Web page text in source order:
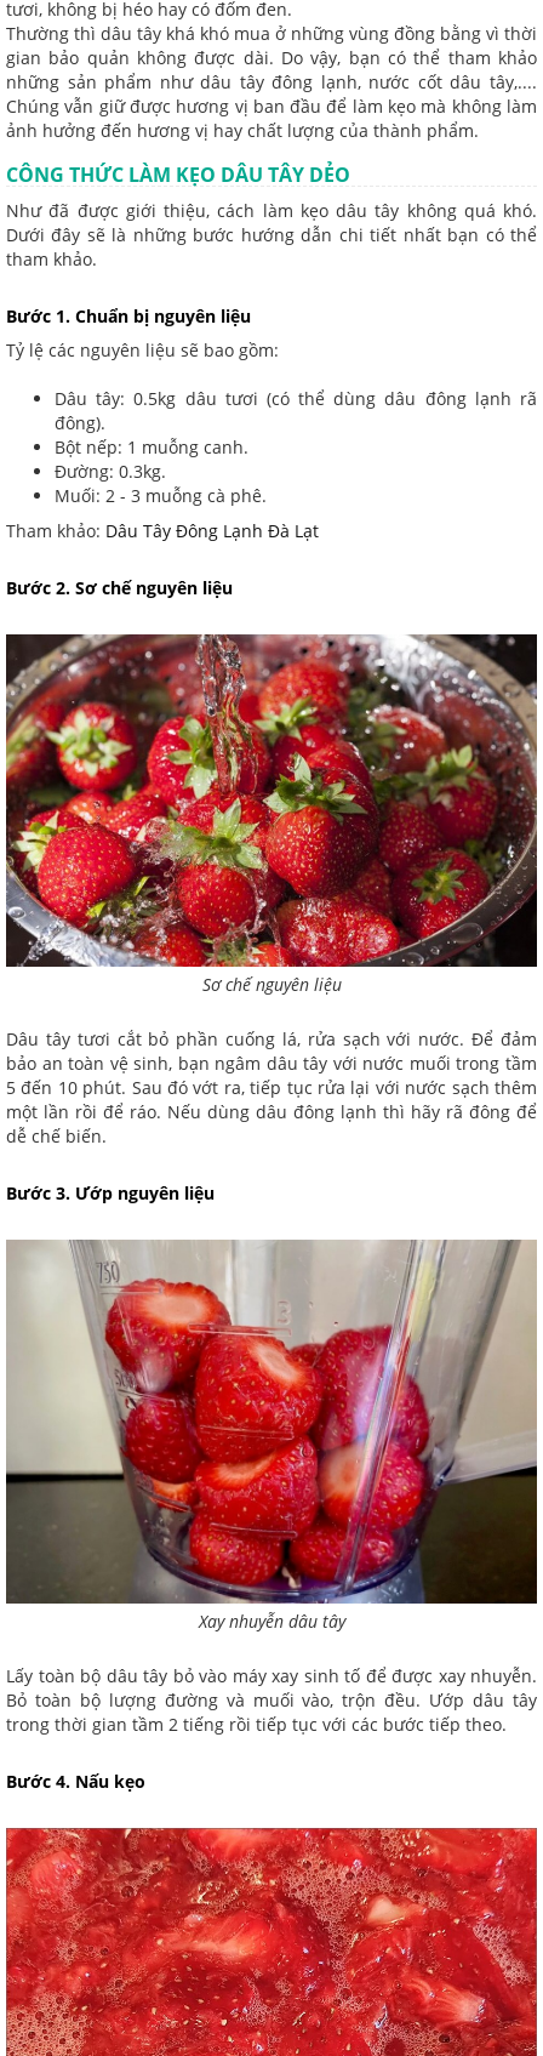
tươi, không bị héo hay có đốm đen.
Thường thì dâu tây khá khó mua ở những vùng đồng bằng vì thời
gian bảo quản không được dài. Do vậy, bạn có thể tham khảo
những sản phẩm như dâu tây đông lạnh, nước cốt dâu tây,....
Chúng vẫn giữ được hương vị ban đầu để làm kẹo mà không làm
ảnh hưởng đến hương vị hay chất lượng của thành phẩm.
CÔNG THỨC LÀM KẸO DÂU TÂY DẺO
Như đã được giới thiệu, cách làm kẹo dâu tây không quá khó.
Dưới đây sẽ là những bước hướng dẫn chi tiết nhất bạn có thể
tham khảo.
Bước 1. Chuẩn bị nguyên liệu
Tỷ lệ các nguyên liệu sẽ bao gồm:
Dâu tây: 0.5kg dâu tươi (có thể dùng dâu đông lạnh rã
đông).
Bột nếp: 1 muỗng canh.
Đường: 0.3kg.
Muối: 2 - 3 muỗng cà phê.
Tham khảo: Dâu Tây Đông Lạnh Đà Lạt
Bước 2. Sơ chế nguyên liệu
Sơ chế nguyên liệu
Dâu tây tươi cắt bỏ phần cuống lá, rửa sạch với nước. Để đảm
bảo an toàn vệ sinh, bạn ngâm dâu tây với nước muối trong tầm
5 đến 10 phút. Sau đó vớt ra, tiếp tục rửa lại với nước sạch thêm
một lần rồi để ráo. Nếu dùng dâu đông lạnh thì hãy rã đông để
dễ chế biến.
Bước 3. Ướp nguyên liệu
Xay nhuyễn dâu tây
Lấy toàn bộ dâu tây bỏ vào máy xay sinh tố để được xay nhuyễn.
Bỏ toàn bộ lượng đường và muối vào, trộn đều. Ướp dâu tây
trong thời gian tầm 2 tiếng rồi tiếp tục với các bước tiếp theo.
Bước 4. Nấu kẹo